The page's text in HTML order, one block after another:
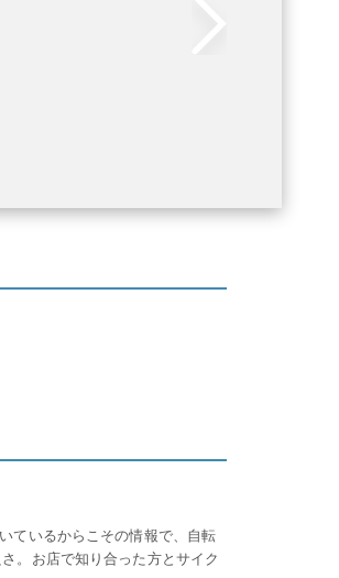
ているからこその情報で、自転
。お店で知り合った方とサイク